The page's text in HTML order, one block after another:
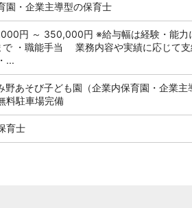
園・企業主導型の保育士
円 ～ 350,000円 ※給与幅は経験・能力
で ・職能手当 業務内容や実績に応じて
...
野あそび子ども園（企業内保育園・企業
料駐車場完備
育士